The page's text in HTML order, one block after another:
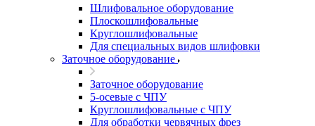
Шлифовальное оборудование
Плоскошлифовальные
Круглошлифовальные
Для специальных видов шлифовки
Заточное оборудование
Заточное оборудование
5-осевые с ЧПУ
Круглошлифовальные с ЧПУ
Для обработки червячных фрез